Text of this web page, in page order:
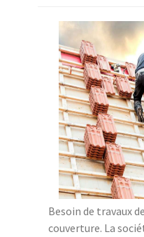
Besoin de travaux
couverture. La